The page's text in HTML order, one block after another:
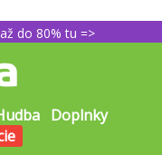
do 80% tu =>
Doplnky